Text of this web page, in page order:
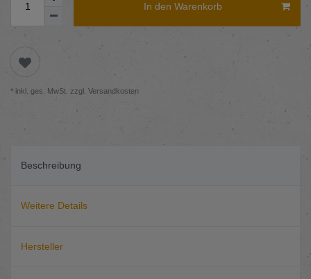
In den Warenkorb
* inkl. ges. MwSt. zzgl. Versandkosten
Beschreibung
Weitere Details
Hersteller